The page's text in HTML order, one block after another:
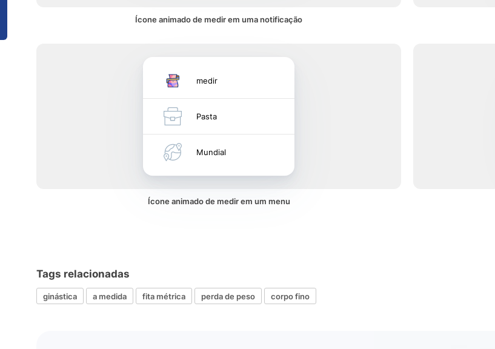
Ícone animado de medir em uma notificação
medir
Pasta
Mundial
Ícone animado de medir em um menu
Tags relacionadas
ginástica a medida fita métrica perda de peso corpo fino